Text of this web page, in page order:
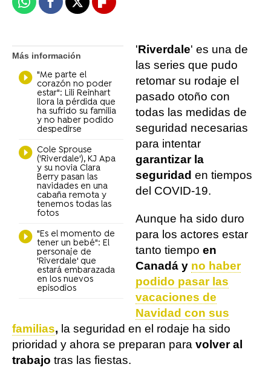
WhatsappFacebook
X Flipboard
Más información
"Me parte el
corazón no poder
estar": Lili Reinhart
llora la pérdida que
ha sufrido su familia
y no haber podido
despedirse
Cole Sprouse
('Riverdale'), KJ Apa
y su novia Clara
Berry pasan las
navidades en una
cabaña remota y
tenemos todas las
fotos
"Es el momento de
tener un bebé": El
personaje de
'Riverdale' que
estará embarazada
en los nuevos
episodios
'Riverdale' es una de
las series que pudo
retomar su rodaje el
pasado otoño con
todas las medidas de
seguridad necesarias
para intentar
garantizar la
seguridad en tiempos
del COVID-19.
Aunque ha sido duro
para los actores estar
tanto tiempo en
Canadá y no haber
podido pasar las
vacaciones de
Navidad con sus
familias, la seguridad en el rodaje ha sido
prioridad y ahora se preparan para volver al
trabajo tras las fiestas.